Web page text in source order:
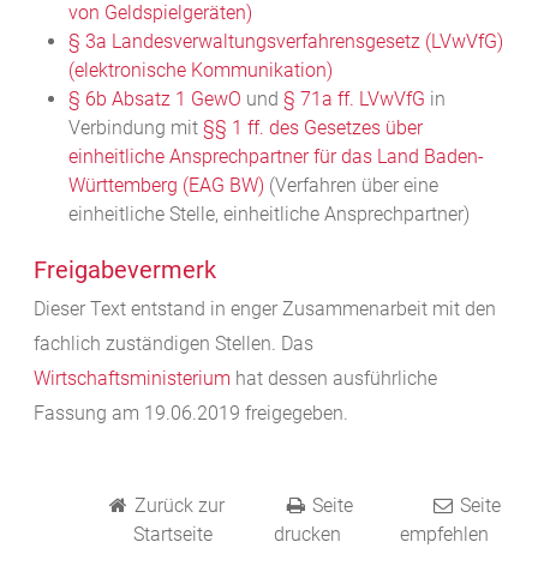
von Geldspielgeräten)
§ 3a Landesverwaltungsverfahrensgesetz (LVwVfG)
(elektronische Kommunikation)
§ 6b Absatz 1 GewO und § 71a ff. LVwVfG in
Verbindung mit §§ 1 ff. des Gesetzes über
einheitliche Ansprechpartner für das Land Baden-
Württemberg (EAG BW) (Verfahren über eine
einheitliche Stelle, einheitliche Ansprechpartner)
Freigabevermerk
Dieser Text entstand in enger Zusammenarbeit mit den
fachlich zuständigen Stellen. Das
Wirtschaftsministerium hat dessen ausführliche
Fassung am 19.06.2019 freigegeben.
Zurück zur
Startseite
Seite
drucken
Seite
empfehlen